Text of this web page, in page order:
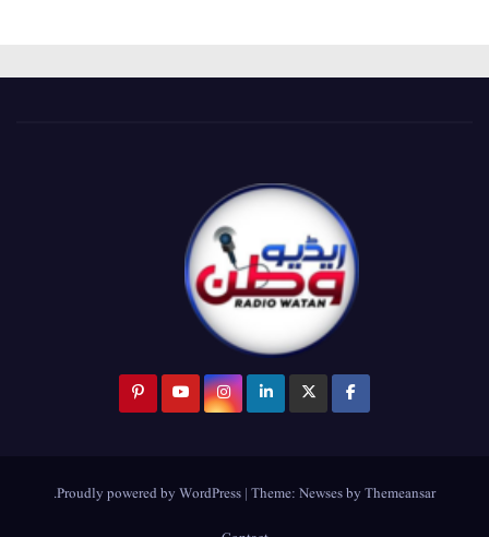
Proudly powered by WordPress |Theme:NewsesbyThemeansar
.